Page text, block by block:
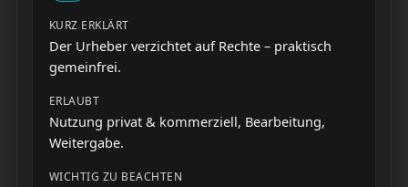
Der Urheber verzichtet auf Rechte – praktisch
gemeinfrei.
Nutzung privat & kommerziell, Bearbeitung,
Weitergabe.